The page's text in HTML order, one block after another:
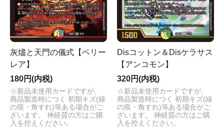
灰燼と天門の儀式【ベリー
レア】
180円(内税)
☆新品未使用カードですが、
商品製造時につく 初期キズ(線
の痕・角すれ)等ある場合がご
ざいます。 神経質の方はご購
入を控えください。
Disコットン＆Disケラサス
【アンコモン】
320円(内税)
☆新品未使用カードですが、
商品製造時につく 初期キズ(線
の痕・角すれ)等ある場合がご
ざいます。 神経質の方はご購
入を控えください。